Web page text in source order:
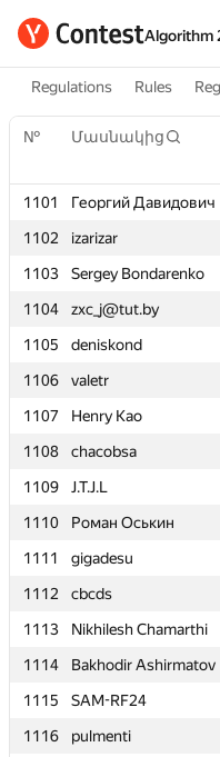
Algorithm
Regulations Rules
№ Մասնակից
1101 Георгий Давидович
1102
izarizar
1103
Sergey Bondarenko
1104
zxc_j@tut.by
1105
deniskond
1106
valetr
1107
Henry Kao
1108
chacobsa
1109
J.T.J.L
1110
Роман Оськин
1111
gigadesu
1112
cbcds
1113
Nikhilesh Chamarthi
1114
Bakhodir Ashirmatov
1115
SAM-RF24
1116
pulmenti
№ Մասնակից
1101 Георгий Давидович
1102
izarizar
1103
Sergey Bondarenko
1104
zxc_j@tut.by
1105
deniskond
1106
valetr
1107
Henry Kao
1108
chacobsa
1109
J.T.J.L
1110
Роман Оськин
1111
gigadesu
1112
cbcds
1113
Nikhilesh Chamarthi
1114
Bakhodir Ashirmatov
1115
SAM-RF24
1116
pulmenti